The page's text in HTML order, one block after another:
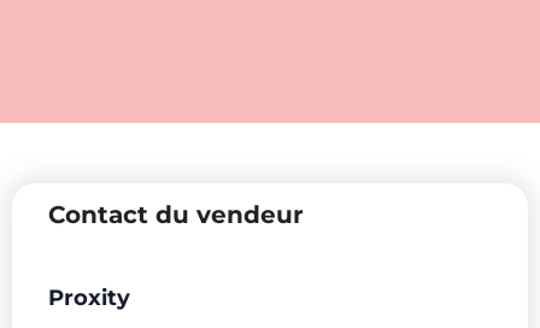
Contact du vendeur
Proxity